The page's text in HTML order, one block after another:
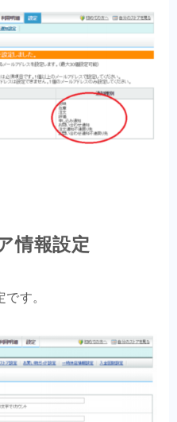
情報設定
す。